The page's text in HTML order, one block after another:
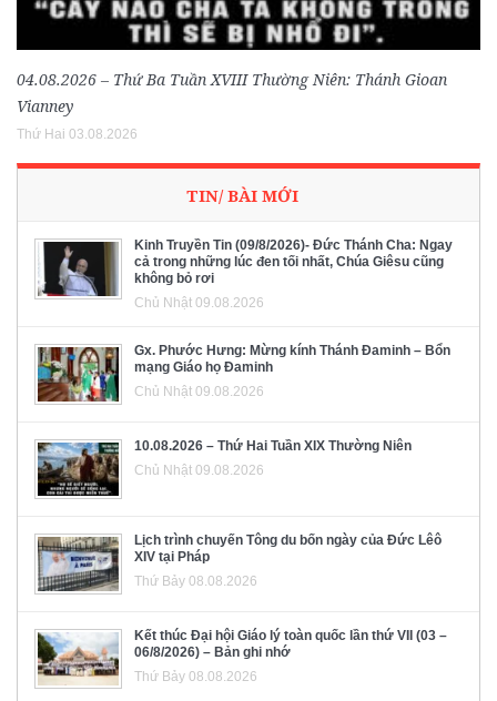
04.08.2026 – Thứ Ba Tuần XVIII Thường Niên: Thánh Gioan
Vianney
Thứ Hai 03.08.2026
TIN/ BÀI MỚI
Kinh Truyền Tin (09/8/2026)- Đức Thánh Cha: Ngay
cả trong những lúc đen tối nhất, Chúa Giêsu cũng
không bỏ rơi
Chủ Nhật 09.08.2026
Gx. Phước Hưng: Mừng kính Thánh Đaminh – Bổn
mạng Giáo họ Đaminh
Chủ Nhật 09.08.2026
10.08.2026 – Thứ Hai Tuần XIX Thường Niên
Chủ Nhật 09.08.2026
Lịch trình chuyến Tông du bốn ngày của Đức Lêô
XIV tại Pháp
Thứ Bảy 08.08.2026
Kết thúc Đại hội Giáo lý toàn quốc lần thứ VII (03 –
06/8/2026) – Bản ghi nhớ
Thứ Bảy 08.08.2026